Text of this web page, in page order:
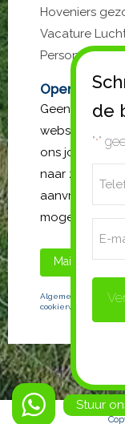
Hoveniers
Vacature
Personeel
Open
Geen
website?
ons jouw cv
naar zoekt te
aanvraag aan
mogelijk
Mail ons
Algemene
cookiervoorkeuren
"*"
Stuur